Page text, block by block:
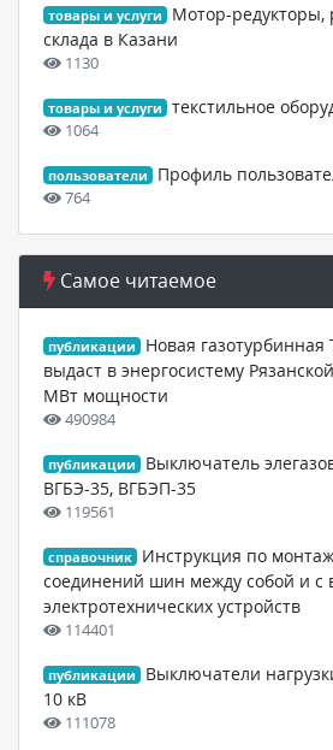
товары и услуги
Мотор-редукторы,
склада в Казани
1130
товары и услуги текстильное
1064
пользователи Профиль
764
Самое читаемое
публикации
Новая
выдаст в энергосистему
МВт мощности
490984
публикации
Выключатель
ВГБЭ-35, ВГБЭП-35
119561
справочник
Инструкция по
соединений шин между собой и с
электротехнических устройств
114401
публикации
Выключатели
10 кВ
111078